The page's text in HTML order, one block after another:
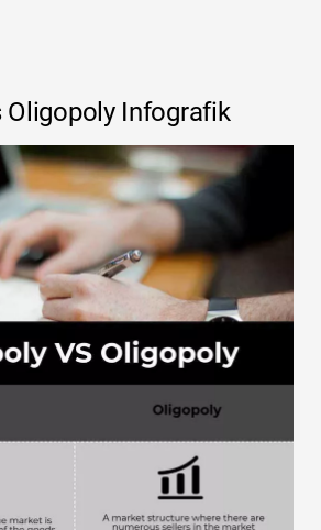
Oligopoly Infografik